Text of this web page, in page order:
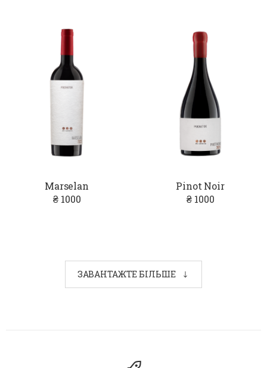
Marselan
₴ 1000
Pinot Noir
₴ 1000
ЗАВАНТАЖТЕ БІЛЬШЕ